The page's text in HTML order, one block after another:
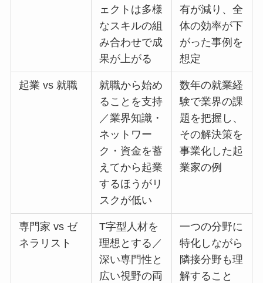
ェクトは多様
なスキルの組
み合わせで成
果が上がる
有が減り、全
体の効率が下
がった事例を
想定
起業 vs 就職
就職から始め
ることを支持
／業界知識・
ネットワー
ク・資金を蓄
えてから起業
するほうがリ
スクが低い
数年の就業経
験で業界の課
題を把握し、
その解決策を
事業化した起
業家の例
専門家 vs ゼ
ネラリスト
T字型人材を
理想とする／
深い専門性と
広い視野の両
一つの分野に
特化しながら
隣接分野も理
解すること